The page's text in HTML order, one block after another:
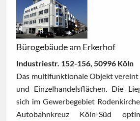
Bürogebäude am Erkerhof
Industriestr. 152-156, 50996 Köln
Das multifunktionale Objekt vereint
und Einzelhandelsflächen. Die
sich im Gewerbegebiet
Autobahnkreuz Köln-Süd